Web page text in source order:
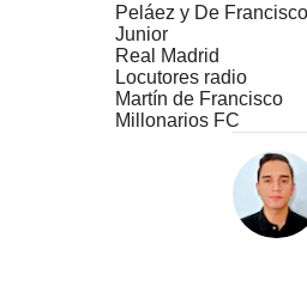
Peláez y De Francisco
Junior
Real Madrid
Locutores radio
Martín de Francisco
Millonarios FC